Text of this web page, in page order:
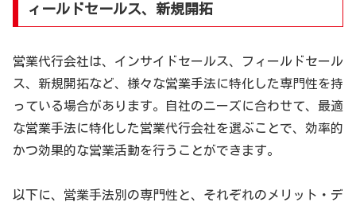
ィールドセールス、新規開拓
営業代行会社は、インサイドセールス、フィールドセール
ス、新規開拓など、様々な営業手法に特化した専門性を持
っている場合があります。自社のニーズに合わせて、最適
な営業手法に特化した営業代行会社を選ぶことで、効率的
かつ効果的な営業活動を行うことができます。
以下に、営業手法別の専門性と、それぞれのメリット・デ